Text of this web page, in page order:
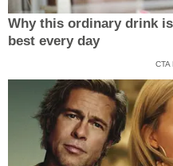
Why this ordinary drink
best every day
CTA